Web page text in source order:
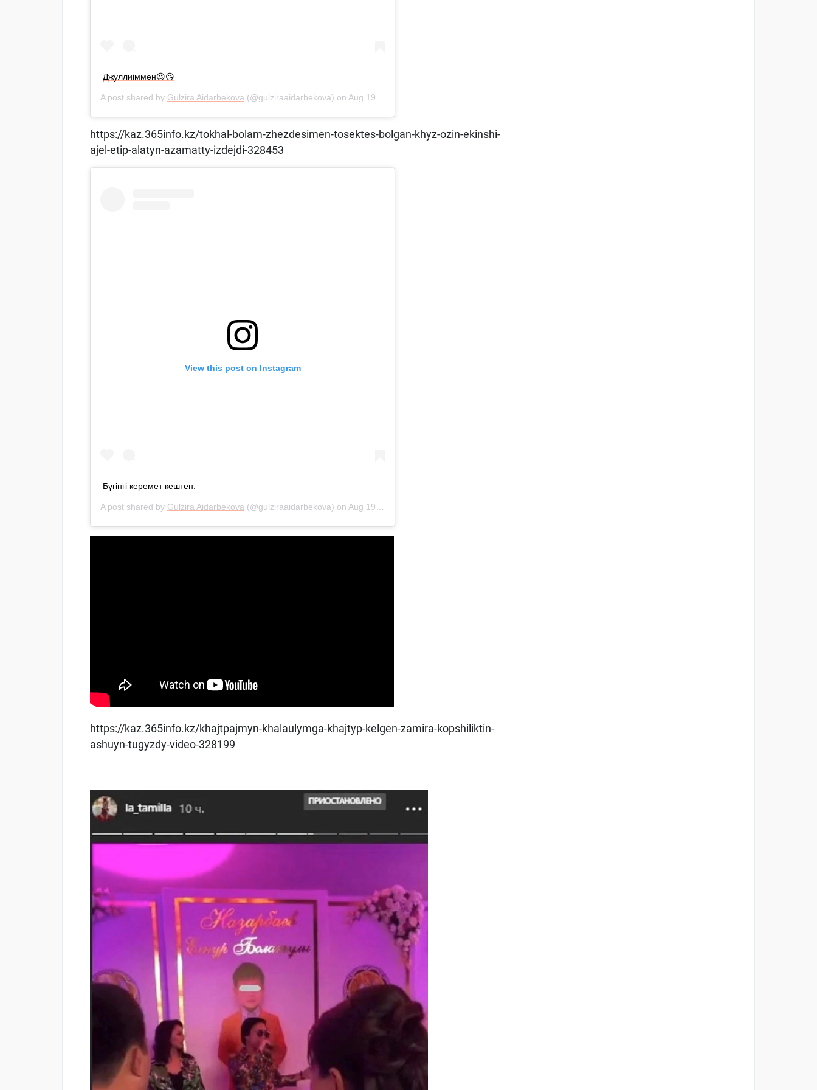
Джуллиіммен😍😘
A post shared by Gulzira Aidarbekova (@gulziraaidarbekova) on Aug 19, 2018 at 12:51pm PDT
https://kaz.365info.kz/tokhal-bolam-zhezdesimen-tosektes-bolgan-khyz-ozin-ekinshi-
ajel-etip-alatyn-azamatty-izdejdi-328453
View this post on Instagram
Бүгінгі керемет кештен.
A post shared by Gulzira Aidarbekova (@gulziraaidarbekova) on Aug 19, 2018 at 11:51am PDT
https://kaz.365info.kz/khajtpajmyn-khalaulymga-khajtyp-kelgen-zamira-kopshiliktin-
ashuyn-tugyzdy-video-328199